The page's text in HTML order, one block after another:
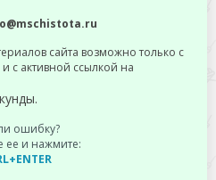
сайта возможно только с
с активной ссылкой на
ошибку?
ее и нажмите: